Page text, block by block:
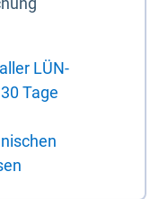
LÜN-
Tage